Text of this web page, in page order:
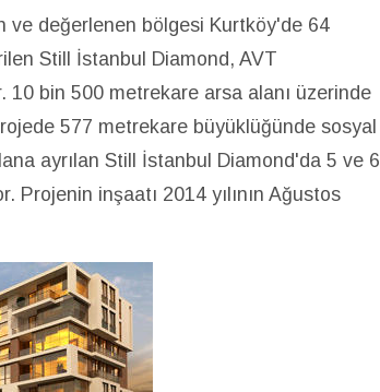
ve değerlenen bölgesi Kurtköy'de 64
Still İstanbul Diamond, AVT
10 bin 500 metrekare arsa alanı üzerinde
577 metrekare büyüklüğünde sosyal
ayrılan Still İstanbul Diamond'da 5 ve 6
Projenin inşaatı 2014 yılının Ağustos